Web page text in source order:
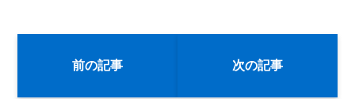
前の記事 次の記事